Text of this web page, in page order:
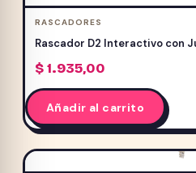
RASCADORES
Rascador D2 Interactivo con
$1.935,00
Añadir al carrito